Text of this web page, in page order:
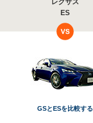
レクサス
ES
GSとESを比較する